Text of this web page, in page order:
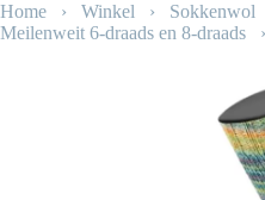
Home › Winkel › Sokkenwol
Meilenweit 6-draads en 8-draads